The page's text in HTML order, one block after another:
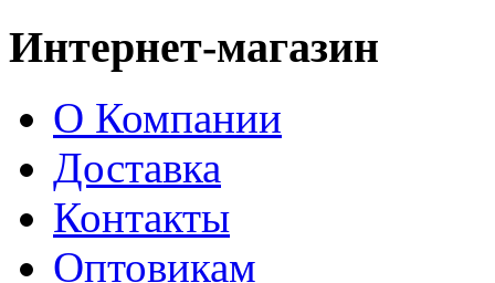
Интернет-магазин
О Компании
Доставка
Контакты
Оптовикам